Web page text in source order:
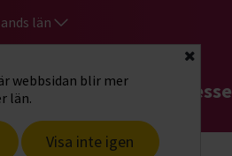
län
webbsidan blir mer
län.
Visa inte igen
Stäng
startsidaHitta intresse